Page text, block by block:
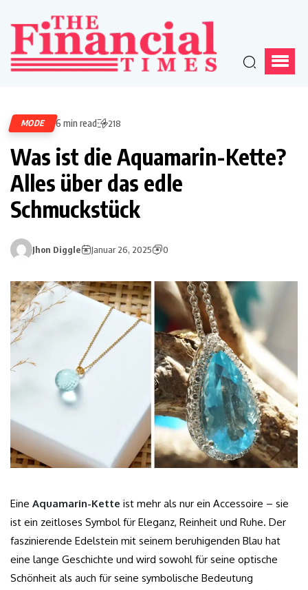
MODE 6 min read 218
Was ist die Aquamarin-Kette?
Alles über das edle
Schmuckstück
Jhon Diggle Januar 26, 2025 0
Eine Aquamarin-Kette ist mehr als nur ein Accessoire – sie
ist ein zeitloses Symbol für Eleganz, Reinheit und Ruhe. Der
faszinierende Edelstein mit seinem beruhigenden Blau hat
eine lange Geschichte und wird sowohl für seine optische
Schönheit als auch für seine symbolische Bedeutung